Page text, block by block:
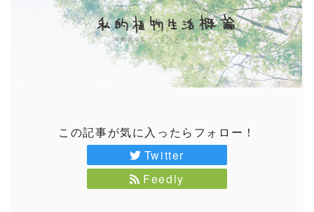
この記事が気に入ったらフォロー！
Twitter
Feedly